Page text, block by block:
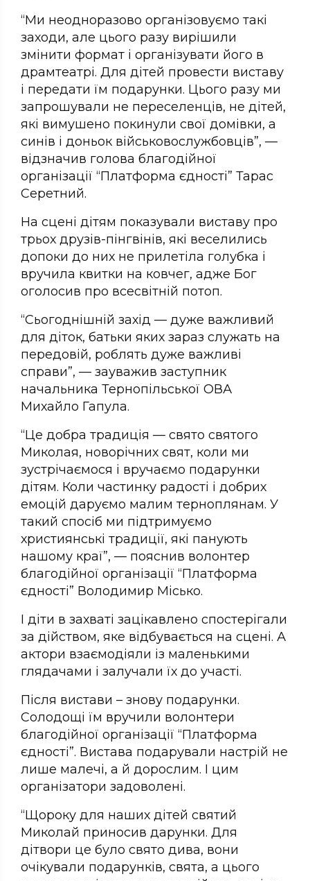
“Ми неодноразово організовуємо такі
заходи, але цього разу вирішили
змінити формат і організувати його в
драмтеатрі. Для дітей провести виставу
і передати їм подарунки. Цього разу ми
запрошували не переселенців, не дітей,
які вимушено покинули свої домівки, а
синів і доньок військовослужбовців”, —
відзначив голова благодійної
організації “Платформа єдності” Тарас
Серетний.
На сцені дітям показували виставу про
трьох друзів-пінгвінів, які веселились
допоки до них не прилетіла голубка і
вручила квитки на ковчег, адже Бог
оголосив про всесвітній потоп.
“Сьогоднішній захід — дуже важливий
для діток, батьки яких зараз служать на
передовій, роблять дуже важливі
справи”, — зауважив заступник
начальника Тернопільської ОВА
Михайло Гапула.
“Це добра традиція — свято святого
Миколая, новорічних свят, коли ми
зустрічаємося і вручаємо подарунки
дітям. Коли частинку радості і добрих
емоцій даруємо малим терноплянам. У
такий спосіб ми підтримуємо
християнські традиції, які панують
нашому краї”, — пояснив волонтер
благодійної організації “Платформа
єдності” Володимир Місько.
І діти в захваті зацікавлено спостерігали
за дійством, яке відбувається на сцені. А
актори взаємодіяли із маленькими
глядачами і залучали їх до участі.
Після вистави – знову подарунки.
Солодощі їм вручили волонтери
благодійної організації “Платформа
єдності”. Вистава подарували настрій не
лише малечі, а й дорослим. І цим
організатори задоволені.
“Щороку для наших дітей святий
Миколай приносив дарунки. Для
дітвори це було свято дива, вони
очікували подарунків, свята, а цього